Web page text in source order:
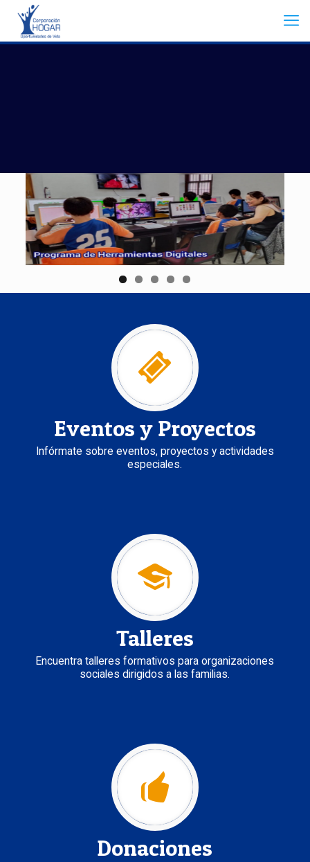
Eventos y Proyectos
Infórmate sobre eventos, proyectos y actividades
especiales.
Talleres
Encuentra talleres formativos para organizaciones
sociales dirigidos a las familias.
Donaciones